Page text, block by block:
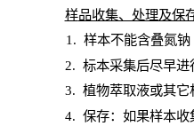
样品收集、处理及保
1 . 样本不能含叠氮钠
2. 标本采集后尽早进
3. 植物萃取液或其它
4. 保存：如果样本收